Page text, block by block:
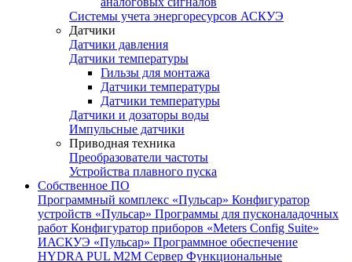
Системы учета энергоресурсов АСКУЭ
Датчики
Датчики давления
Датчики температуры
Гильзы для монтажа
Датчики температуры
Датчики температуры
Датчики и дозаторы воды
Импульсные датчики
Приводная техника
Преобразователи частоты
Устройства плавного пуска
Собственное ПО
Программный комплекс «Пульсар» Конфигуратор
устройств «Пульсар» Программы для пусконаладочных
работ Конфигуратор приборов «Meters Config Suite»
ИАСКУЭ «Пульсар» Программное обеспечение
HYDRA PUL M2M Сервер Функциональные